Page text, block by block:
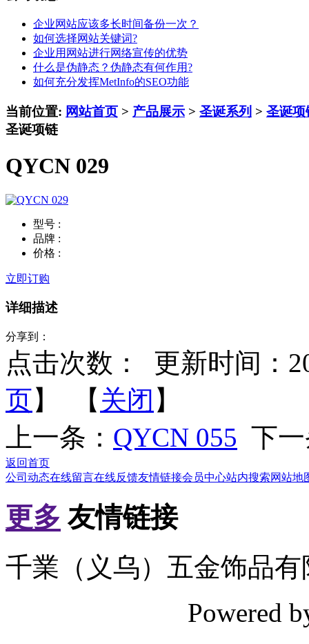
企业网站应该多长时间备份一次？
如何选择网站关键词?
企业用网站进行网络宣传的优势
什么是伪静态？伪静态有何作用?
如何充分发挥MetInfo的SEO功能
当前位置: 网站首页 > 产品展示 > 圣诞系列 > 圣诞项
圣诞项链
QYCN 029
型号 :
品牌 :
价格 :
立即订购
详细描述
分享到：
点击次数：
更新时间：
页】 【 关闭 】
上一条： QYCN 055 下
返回首页
公司动态在线留言在线反馈友情链接会员中心站内搜索网站地
更多 友情链接
千業（义乌）五金饰品
Powered